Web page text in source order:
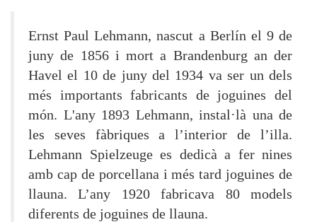
Ernst Paul Lehmann, nascut a Berlín el 9 de
juny de 1856 i mort a Brandenburg an der
Havel el 10 de juny del 1934 va ser un dels
més importants fabricants de joguines del
món. L'any 1893 Lehmann, instal·là una de
les seves fàbriques a l’interior de l’illa.
Lehmann Spielzeuge es dedicà a fer nines
amb cap de porcellana i més tard joguines de
llauna. L’any 1920 fabricava 80 models
diferents de joguines de llauna.